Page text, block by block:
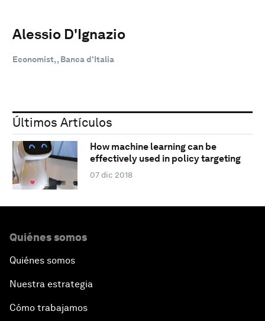
Alessio D'Ignazio
Economist, , Banca d'Italia
Últimos Artículos
How machine learning can be
effectively used in policy targeting
07 dic 2018
Quiénes somos
Quiénes somos
Nuestra estrategia
Cómo trabajamos